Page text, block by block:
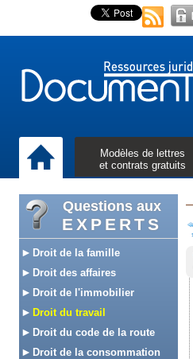
Modèles de lettres
et contrats gratuits
Questions aux
EXPERTS
Droit de la famille
Droit des affaires
Droit de l'immobilier
Droit du travail
Droit du code de la route
Droit de la consommation